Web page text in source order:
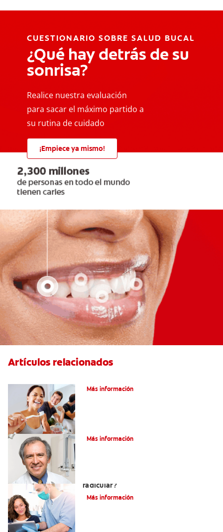
CUESTIONARIO SOBRE SALUD BUCAL
¿Qué hay detrás de su
sonrisa?
Realice nuestra evaluación
para sacar el máximo partido a
su rutina de cuidado
¡Empiece ya mismo!
Artículos relacionados
Más información
Más información
radicular?
Más información